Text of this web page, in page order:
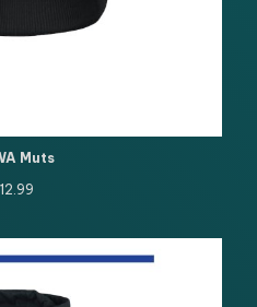
Muts
12.99